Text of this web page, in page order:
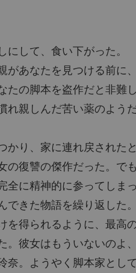
して、食い下がった。
があなたを見つける前
の脚本を盗作だと非難
れ親しんだ苦い薬のよう
かり、家に連れ戻された
復讐の傑作だった。で
全に精神的に参ってしま
きた物語を繰り返した。
を得られるように、最
。彼女はもういないのよ
。ようやく脚本家とし